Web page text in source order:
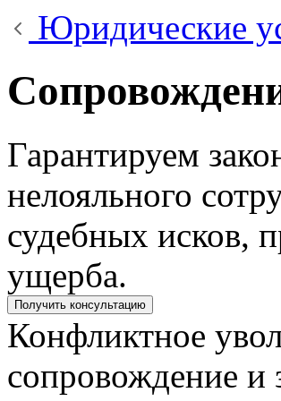
Юридические
Гарантируем
нелояльного
судебных исков,
ущерба.
Получить консультацию
Конфликтное
сопровождение и